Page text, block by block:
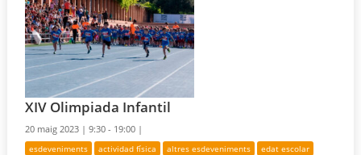
XIV Olimpiada Infantil
20 maig 2023 |9:30 - 19:00 |
esdeveniments actividad física altres esdeveniments edat escolar